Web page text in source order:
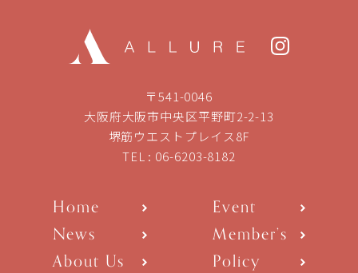
〒541-0046
大阪府大阪市中央区平野町2-2-13
堺筋ウエストプレイス8F
TEL : 06-6203-8182
Home
Event
News
Member’s
About Us
Policy